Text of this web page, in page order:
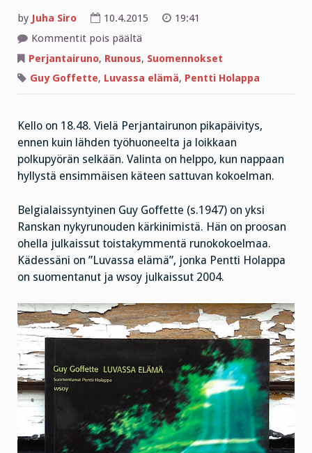
by Juha Siro 10.4.2015
19:41
Kommentit pois päältä
elämä
Perjantairuno, Runous, Suomennokset
Guy Goffette, Luvassa elämä, Pentti Holappa
Kello on 18.48. Vielä Perjantairunon pikapäivitys,
ennen kuin lähden työhuoneelta ja loikkaan
polkupyörän selkään. Valinta on helppo, kun nappaan
hyllystä ensimmäisen käteen sattuvan kokoelman.
Belgialaissyntyinen Guy Goffette (s.1947) on yksi
Ranskan nykyrunouden kärkinimistä. Hän on proosan
ohella julkaissut toistakymmentä runokokoelmaa.
Kädessäni on ”Luvassa elämä”, jonka Pentti Holappa
on suomentanut ja wsoy julkaissut 2004.